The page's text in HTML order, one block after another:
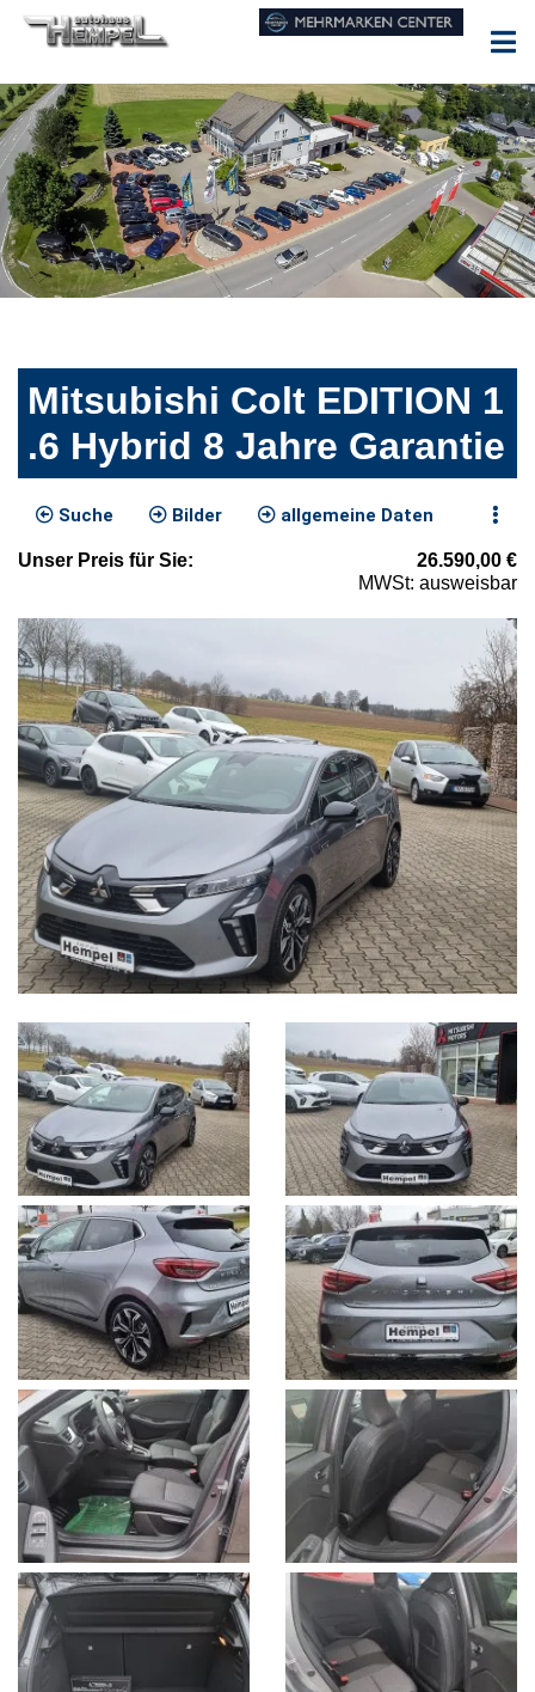
Mitsubishi Colt EDITION 1
.6 Hybrid 8 Jahre Garantie
Suche Bilder allgemeine Daten
Unser Preis für Sie: 26.590,00 €
MWSt: ausweisbar